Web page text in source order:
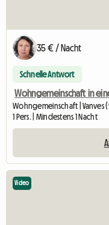
35 € / Nacht
Schnelle Antwort
Wohngemeinschaft in
Wohngemeinschaft | Vanves
1 Pers. | Mindestens 1 Nacht
Video